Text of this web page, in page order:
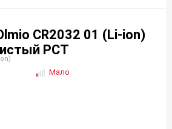
CR2032 01 (Li-ion)
РСТ
Мало